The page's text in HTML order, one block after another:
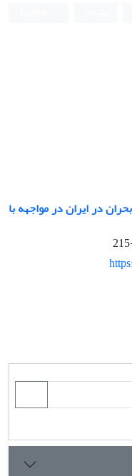
در ایران در مواجهه با